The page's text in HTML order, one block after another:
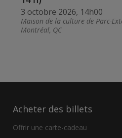
3 octobre 2026, 14h00
Maison de la culture de Parc-
Montréal, QC
Acheter des billets
Offrir une carte-cadeau